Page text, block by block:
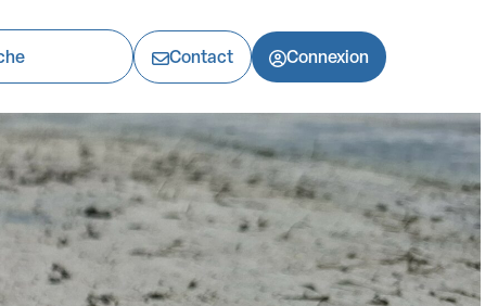
Contact Connexion